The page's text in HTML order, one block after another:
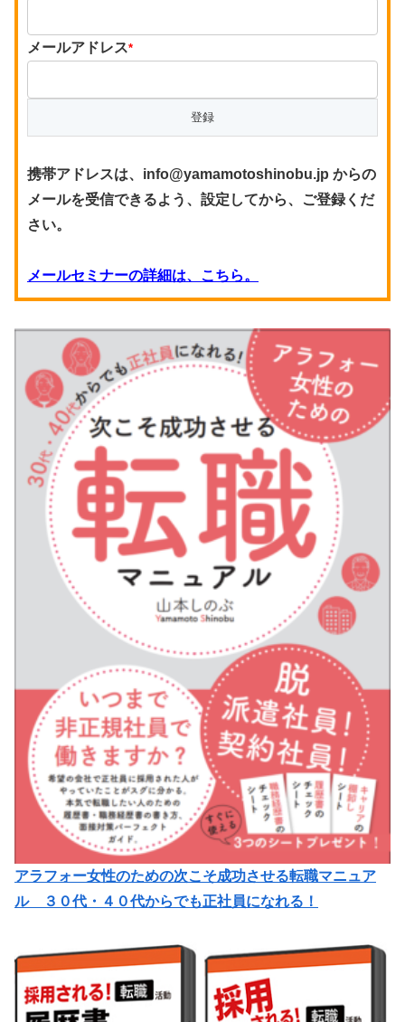
メールアドレス*
携帯アドレスは、info@yamamotoshinobu.jp からの
メールを受信できるよう、設定してから、ご登録くだ
さい。
メールセミナーの詳細は、こちら。
アラフォー女性のための次こそ成功させる転職マニュア
ル ３０代・４０代からでも正社員になれる！